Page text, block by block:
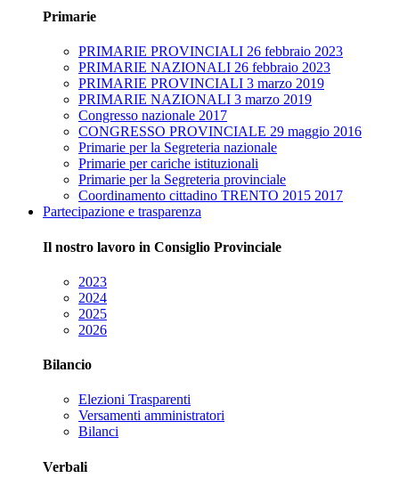
Primarie
PRIMARIE PROVINCIALI 26 febbraio 2023
PRIMARIE NAZIONALI 26 febbraio 2023
PRIMARIE PROVINCIALI 3 marzo 2019
PRIMARIE NAZIONALI 3 marzo 2019
Congresso nazionale 2017
CONGRESSO PROVINCIALE 29 maggio 2016
Primarie per la Segreteria nazionale
Primarie per cariche istituzionali
Primarie per la Segreteria provinciale
Coordinamento cittadino TRENTO 2015 2017
Partecipazione e trasparenza
Il nostro lavoro in Consiglio Provinciale
2023
2024
2025
2026
Bilancio
Elezioni Trasparenti
Versamenti amministratori
Bilanci
Verbali